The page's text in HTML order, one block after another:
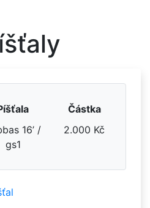
Částka
16’ /
gs1
2.000 Kč